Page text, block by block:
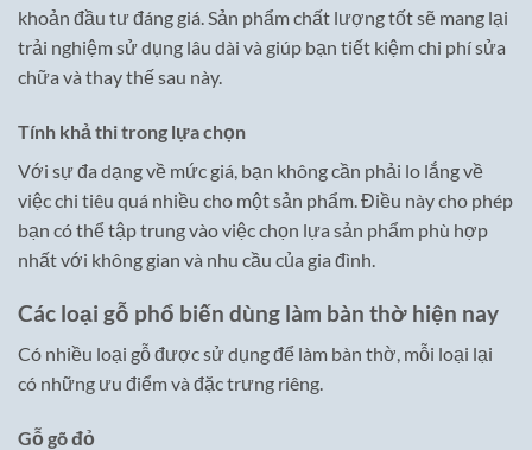
khoản đầu tư đáng giá. Sản phẩm chất lượng tốt sẽ mang lại
trải nghiệm sử dụng lâu dài và giúp bạn tiết kiệm chi phí sửa
chữa và thay thế sau này.
Tính khả thi trong lựa chọn
Với sự đa dạng về mức giá, bạn không cần phải lo lắng về
việc chi tiêu quá nhiều cho một sản phẩm. Điều này cho phép
bạn có thể tập trung vào việc chọn lựa sản phẩm phù hợp
nhất với không gian và nhu cầu của gia đình.
Các loại gỗ phổ biến dùng làm bàn thờ hiện nay
Có nhiều loại gỗ được sử dụng để làm bàn thờ, mỗi loại lại
có những ưu điểm và đặc trưng riêng.
Gỗ gõ đỏ